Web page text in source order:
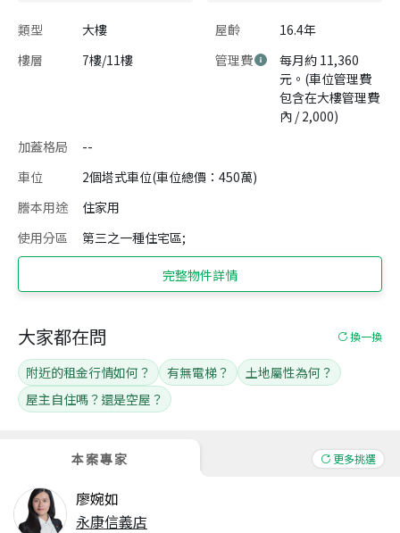
類型 大樓 屋齡
16.4年
樓層
7樓/11樓 管理費
每月約 11,360
元。(車位管理費
包含在大樓管理費
內 / 2,000)
加蓋格局
--
車位
2個塔式車位(車位總價：450萬)
謄本用途
住家用
使用分區
第三之一種住宅區;
完整物件詳情
本案專家 更多挑選
廖婉如
永康信義店
大家都在問 換一換
附近的租金行情如何？ 有無電梯？
土地屬性為何？
屋主自住嗎？還是空屋？